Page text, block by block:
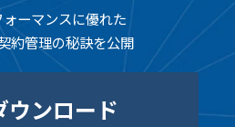
ーマンスに優れた
約管理の秘訣を公開
ウンロード